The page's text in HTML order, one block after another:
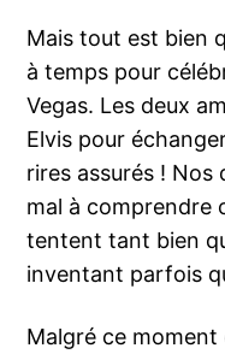
Mais tout est bien
à temps pour
Vegas. Les deux
Elvis pour
rires assurés ! Nos
mal à comprendre
tentent tant bien
inventant parfois
Malgré ce